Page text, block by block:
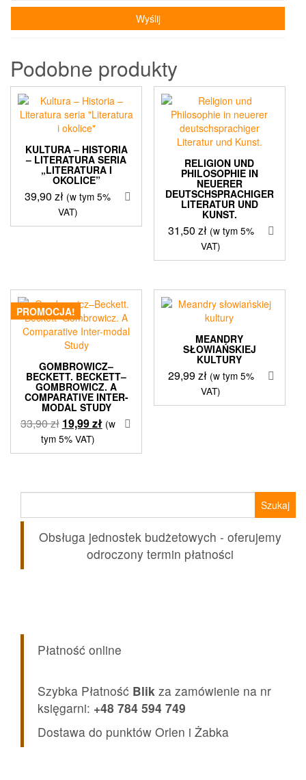
Podobne produkty
KULTURA – HISTORIA
– LITERATURA SERIA
„LITERATURA I
OKOLICE”
39,90zł (w tym 5%
VAT)
RELIGION UND
PHILOSOPHIE IN
NEUERER
DEUTSCHSPRACHIGER
LITERATUR UND
KUNST.
31,50 zł (w tym 5%
VAT)
PROMOCJA!
GOMBROWICZ–
BECKETT. BECKETT–
GOMBROWICZ. A
COMPARATIVE INTER-
MODAL STUDY
33,90zł Pierwotna
cena
wynosiła:
19,99złAktualna
wynosi:
(w
tym 5% VAT)
MEANDRY
SŁOWIAŃSKIEJ
KULTURY
29,99zł (w tym 5%
VAT)
Obsługa jednostek budżetowych - oferujemy
odroczony termin płatności
Płatność online
Szybka Płatność Blik za zamówienie na nr
księgarni: +48 784 594 749
Dostawa do punktów Orlen i Żabka